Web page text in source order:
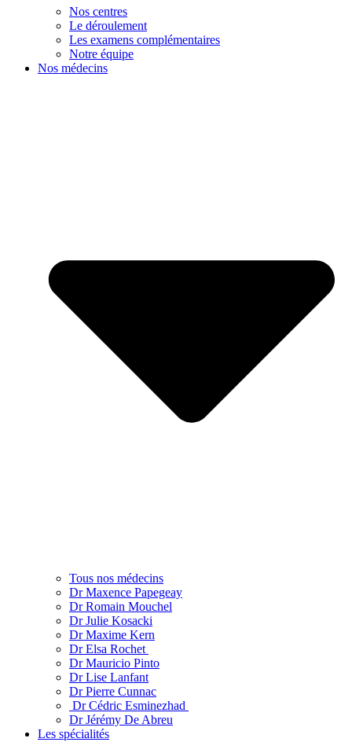
Nos centres
Le déroulement
Les examens complémentaires
Notre équipe
Nos médecins
Tous nos médecins
Dr Maxence Papegeay
Dr Romain Mouchel
Dr Julie Kosacki
Dr Maxime Kern
Dr Elsa Rochet
Dr Mauricio Pinto
Dr Lise Lanfant
Dr Pierre Cunnac
Dr Cédric Esminezhad
Dr Jérémy De Abreu
Les spécialités